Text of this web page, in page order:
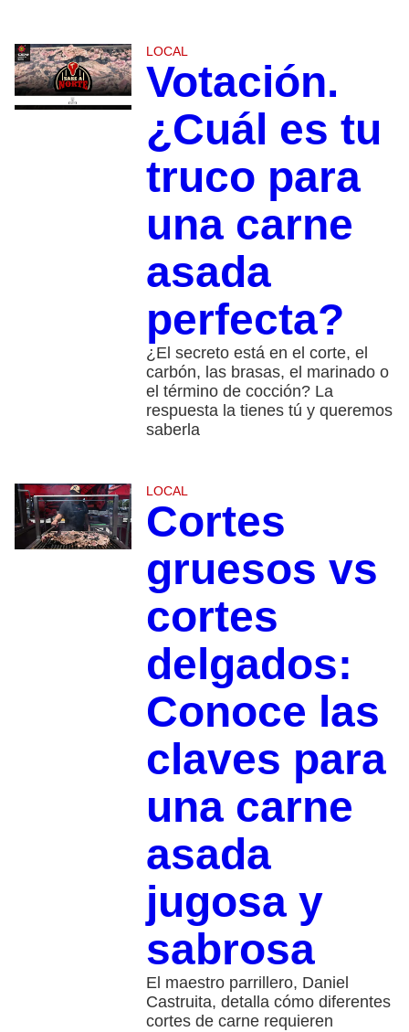
LOCAL
Votación.
¿Cuál es tu
truco para
una carne
asada
perfecta?
¿El secreto está en el corte, el
carbón, las brasas, el marinado o
el término de cocción? La
respuesta la tienes tú y queremos
saberla
LOCAL
Cortes
gruesos vs
cortes
delgados:
Conoce las
claves para
una carne
asada
jugosa y
sabrosa
El maestro parrillero, Daniel
Castruita, detalla cómo diferentes
cortes de carne requieren